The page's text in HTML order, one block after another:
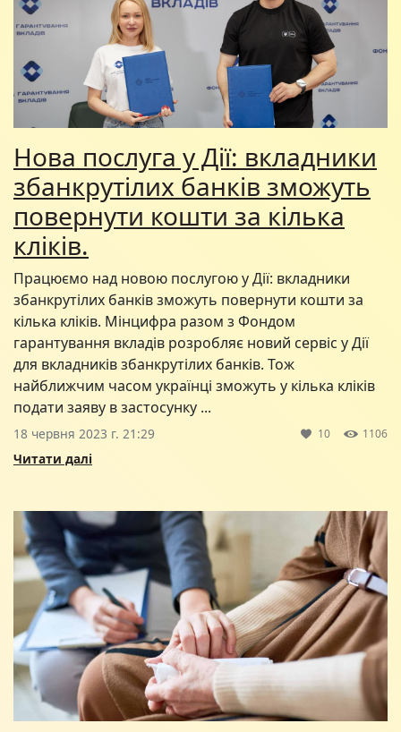
Нова послуга у Дії: вкладники
збанкрутілих банків зможуть
повернути кошти за кілька
кліків.
Працюємо над новою послугою у Дії: вкладники
збанкрутілих банків зможуть повернути кошти за
кілька кліків. Мінцифра разом з Фондом
гарантування вкладів розробляє новий сервіс у Дії
для вкладників збанкрутілих банків. Тож
найближчим часом українці зможуть у кілька кліків
подати заяву в застосунку ...
18 червня 2023 г. 21:29 10 1106
Читати далі